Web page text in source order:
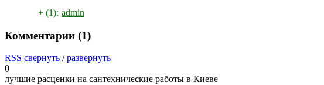
+ (1): admin
Комментарии (1)
RSS свернуть /развернуть
0
лучшие расценки на сантехнические работы в Киеве